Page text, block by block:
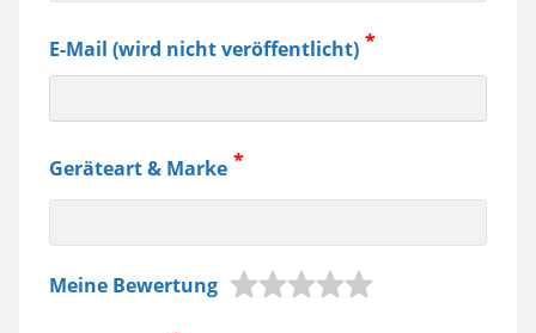
E-Mail (wird nicht veröffentlicht)
Geräteart & Marke
Jura
Meine Bewertung